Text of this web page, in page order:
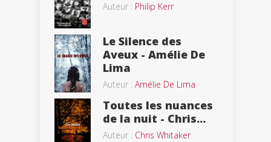
Auteur : Philip Kerr
Le Silence des
Aveux - Amélie De
Lima
Auteur : Amélie De Lima
Toutes les nuances
de la nuit - Chris...
Auteur : Chris Whitaker